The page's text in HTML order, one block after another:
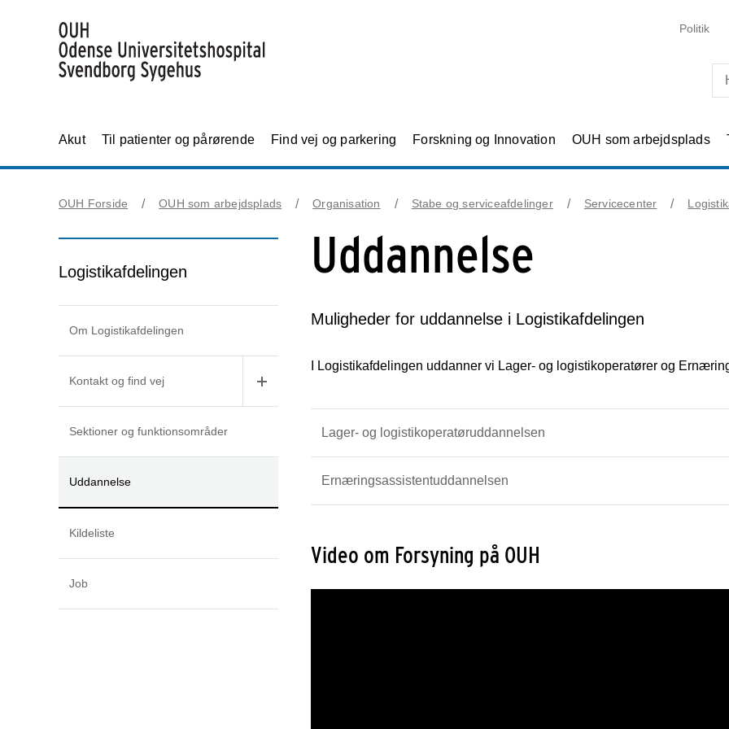
Politik
Akut Til patienter og pårørende Find vej og parkering Forskning og Innovation OUH som arbejdsplads
OUH Forside OUH som arbejdsplads Organisation Stabe og serviceafdelinger Servicecenter
Logistikafdelingen
Om Logistikafdelingen
Kontakt og find vej
Sektioner og funktionsområder
Uddannelse
Kildeliste
Job
Uddannelse
Muligheder for uddannelse i Logistikafdelingen
I Logistikafdelingen uddanner vi Lager- og logistikoperatører og
Lager- og logistikoperatøruddannelsen
Ernæringsassistentuddannelsen
Video om Forsyning på OUH